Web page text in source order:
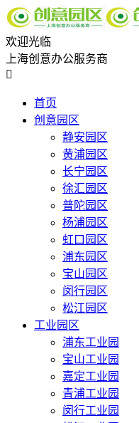
欢迎光临
上海创意办公服务商

首页
创意园区
静安园区
黄浦园区
长宁园区
徐汇园区
普陀园区
杨浦园区
虹口园区
浦东园区
宝山园区
闵行园区
松江园区
工业园区
浦东工业园
宝山工业园
嘉定工业园
青浦工业园
闵行工业园